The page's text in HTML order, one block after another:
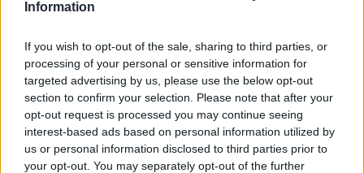
Information
If you wish to opt-out of the sale, sharing to third parties, or
processing of your personal or sensitive information for
targeted advertising by us, please use the below opt-out
section to confirm your selection. Please note that after your
opt-out request is processed you may continue seeing
interest-based ads based on personal information utilized by
us or personal information disclosed to third parties prior to
your opt-out. You may separately opt-out of the further